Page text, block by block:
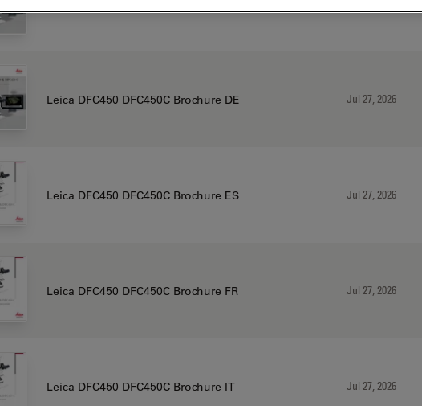
Leica DFC450 DFC450C Brochure DE Jul 27, 2026
Leica DFC450 DFC450C Brochure ES Jul 27, 2026
Leica DFC450 DFC450C Brochure FR Jul 27, 2026
Leica DFC450 DFC450C Brochure IT Jul 27, 2026